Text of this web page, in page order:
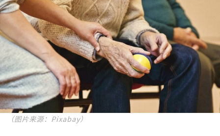
（图片来源：Pixabay）